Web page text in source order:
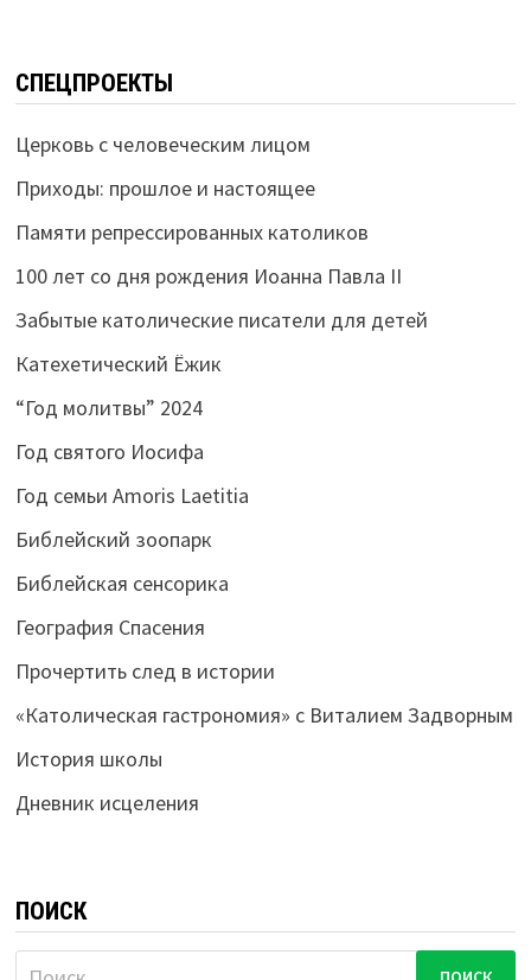
СПЕЦПРОЕКТЫ
Церковь с человеческим лицом
Приходы: прошлое и настоящее
Памяти репрессированных католиков
100 лет со дня рождения Иоанна Павла II
Забытые католические писатели для детей
Катехетический Ёжик
“Год молитвы” 2024
Год святого Иосифа
Год семьи Amoris Laetitia
Библейский зоопарк
Библейская сенсорика
География Спасения
Прочертить след в истории
«Католическая гастрономия» с Виталием Задворным
История школы
Дневник исцеления
ПОИСК
Найти: